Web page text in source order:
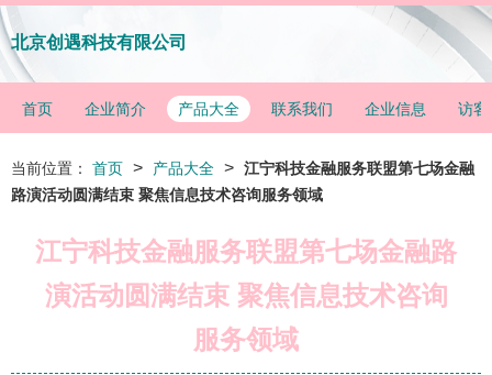
北京创遇科技有限公司
首页 企业简介 产品大全 联系我们 企业信息 访客
当前位置： 首页 > 产品大全 > 江宁科技金融服务联盟第七场金融
路演活动圆满结束 聚焦信息技术咨询服务领域
江宁科技金融服务联盟第七场金融路
演活动圆满结束 聚焦信息技术咨询
服务领域